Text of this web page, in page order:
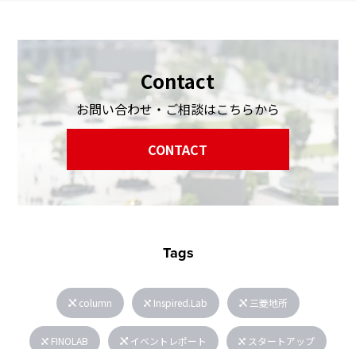
Contact
お問い合わせ・ご相談はこちらから
CONTACT
Tags
column Inspired.Lab 三菱地所
FINOLAB イベントレポート スタートアップ